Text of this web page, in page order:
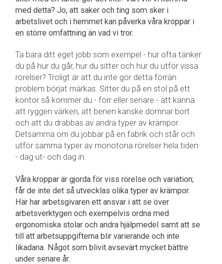
med detta? Jo, att saker och ting som sker i
arbetslivet och i hemmet kan påverka våra kroppar i
en större omfattning än vad vi tror.
Ta bara ditt eget jobb som exempel - hur ofta tänker
du på hur du går, hur du sitter och hur du utför vissa
rörelser? Troligt är att du inte gör detta förrän
problem börjat märkas. Sitter du på en stol på ett
kontor så kommer du - förr eller senare - att känna
att ryggen värken, att benen kanske domnar bort
och att du drabbas av andra typer av krämpor.
Detsamma om du jobbar på en fabrik och står och
utför samma typer av monotona rörelser hela tiden
- dag ut- och dag in.
Våra kroppar är gjorda för viss rörelse och variation;
får de inte det så utvecklas olika typer av krämpor.
Här har arbetsgivaren ett ansvar i att se över
arbetsverktygen och exempelvis ordna med
ergonomiska stolar och andra hjälpmedel samt att se
till att arbetsuppgifterna blir varierande och inte
likadana. Något som blivit avsevärt mycket bättre
under senare år.